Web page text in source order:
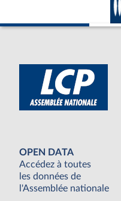
OPEN DATA
Accédez à toutes
les données de
l'Assemblée nationale